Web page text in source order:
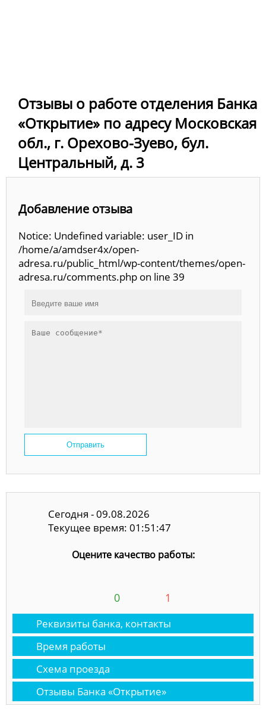
Отзывы о работе отделения Банка
«Открытие» по адресу Московская
обл., г. Орехово-Зуево, бул.
Центральный, д. 3
Добавление отзыва
Notice: Undefined variable: user_ID in
/home/a/amdser4x/open-
adresa.ru/public_html/wp-content/themes/open-
adresa.ru/comments.php on line 39
Отправить
Сегодня - 09.08.2026
Текущее время: 01:51:47
Оцените качество работы:
0 1
Реквизиты банка, контакты
Время работы
Схема проезда
Отзывы Банка «Открытие»